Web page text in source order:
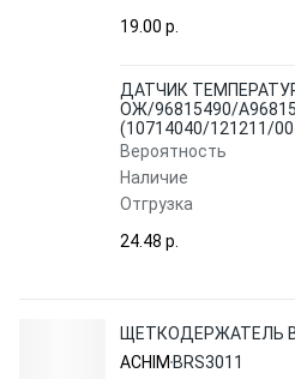
19.00 p.
ДАТЧИК
ОЖ/96815490/
(10714040/121211/
Вероятность
Наличие
Отгрузка
24.48 p.
ЩЕТКОДЕРЖАТЕЛЬ
ACHIM BRS3011